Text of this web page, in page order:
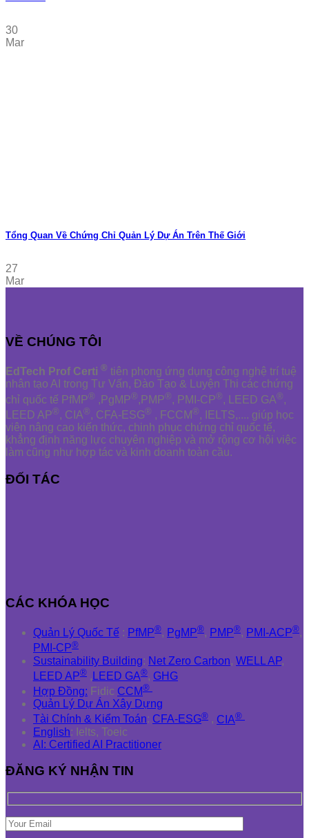
30
Mar
Tổng Quan Về Chứng Chỉ Quản Lý Dự Án Trên Thế Giới
27
Mar
VỀ CHÚNG TÔI
EdTech Prof Certi ® tiên phong ứng dụng công nghệ trí tuệ
nhân tạo AI trong Tư Vấn, Đào Tạo & Luyện Thi các chứng
chỉ quốc tế PfMP® ,PgMP®,PMP®, PMI-CP®, LEED GA®,
LEED AP®, CIA®, CFA-ESG® , FCCM®, IELTS,.... giúp học
viên nâng cao kiến thức, chinh phục chứng chỉ quốc tế,
khẳng định năng lực chuyên nghiệp và mở rộng cơ hội việc
làm cũng như hợp tác và kinh doanh toàn cầu.
ĐỐI TÁC
CÁC KHÓA HỌC
Quản Lý Quốc Tế : PfMP®, PgMP®, PMP®, PMI-ACP®,
PMI-CP®
Sustainability Building: Net Zero Carbon, WELL AP,
LEED AP® , LEED GA®, GHG
Hợp Đồng: Fidic CCM®
Quản Lý Dự Án Xây Dựng
Tài Chính & Kiểm Toán: CFA-ESG® , CIA®
English: Ielts, Toeic
AI: Certified AI Practitioner
ĐĂNG KÝ NHẬN TIN